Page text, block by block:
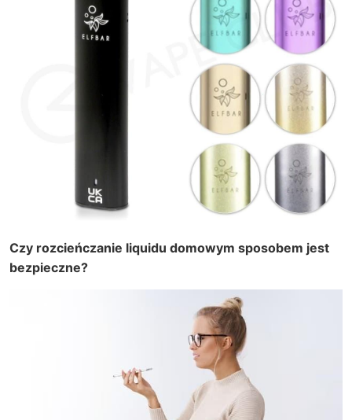
Czy rozcieńczanie liquidu domowym sposobem jest
bezpieczne?